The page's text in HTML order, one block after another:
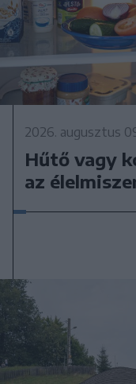
2026. augusztus
Hűtő vagy
az